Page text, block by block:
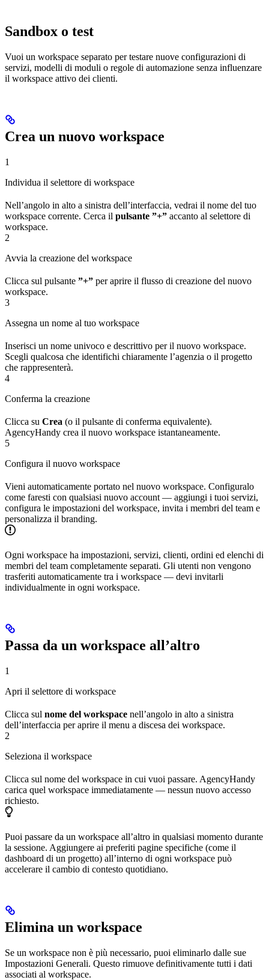
Sandbox o test
Vuoi un workspace separato per testare nuove configurazioni di
servizi, modelli di moduli o regole di automazione senza influenzare
il workspace attivo dei clienti.
Crea un nuovo workspace
1
Individua il selettore di workspace
Nell’angolo in alto a sinistra dell’interfaccia, vedrai il nome del tuo
workspace corrente. Cerca il pulsante ”+” accanto al selettore di
workspace.
2
Avvia la creazione del workspace
Clicca sul pulsante ”+” per aprire il flusso di creazione del nuovo
workspace.
3
Assegna un nome al tuo workspace
Inserisci un nome univoco e descrittivo per il nuovo workspace.
Scegli qualcosa che identifichi chiaramente l’agenzia o il progetto
che rappresenterà.
4
Conferma la creazione
Clicca su Crea (o il pulsante di conferma equivalente).
AgencyHandy crea il nuovo workspace istantaneamente.
5
Configura il nuovo workspace
Vieni automaticamente portato nel nuovo workspace. Configuralo
come faresti con qualsiasi nuovo account — aggiungi i tuoi servizi,
configura le impostazioni del workspace, invita i membri del team e
personalizza il branding.
Ogni workspace ha impostazioni, servizi, clienti, ordini ed elenchi di
membri del team completamente separati. Gli utenti non vengono
trasferiti automaticamente tra i workspace — devi invitarli
individualmente in ogni workspace.
Passa da un workspace all’altro
1
Apri il selettore di workspace
Clicca sul nome del workspace nell’angolo in alto a sinistra
dell’interfaccia per aprire il menu a discesa dei workspace.
2
Seleziona il workspace
Clicca sul nome del workspace in cui vuoi passare. AgencyHandy
carica quel workspace immediatamente — nessun nuovo accesso
richiesto.
Puoi passare da un workspace all’altro in qualsiasi momento durante
la sessione. Aggiungere ai preferiti pagine specifiche (come il
dashboard di un progetto) all’interno di ogni workspace può
accelerare il cambio di contesto quotidiano.
Elimina un workspace
Se un workspace non è più necessario, puoi eliminarlo dalle sue
Impostazioni Generali. Questo rimuove definitivamente tutti i dati
associati al workspace.